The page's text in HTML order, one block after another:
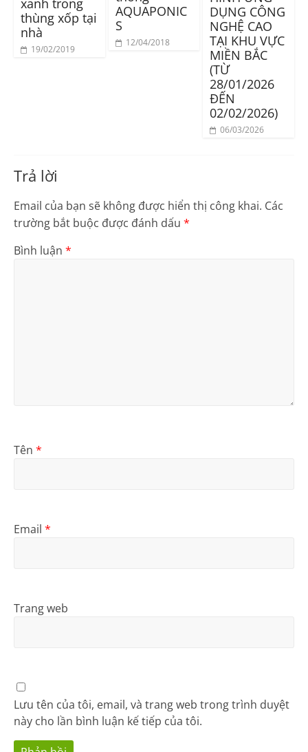
xanh trong
thùng xốp tại
nhà
19/02/2019
AQUAPONIC
S
12/04/2018
DỤNG CÔNG
NGHỆ CAO
TẠI KHU VỰC
MIỀN BẮC
(TỪ
28/01/2026
ĐẾN
02/02/2026)
06/03/2026
Trả lời
Email của bạn sẽ không được hiển thị công khai. Các
trường bắt buộc được đánh dấu *
Bình luận *
Tên *
Email *
Trang web
Lưu tên của tôi, email, và trang web trong trình duyệt
này cho lần bình luận kế tiếp của tôi.